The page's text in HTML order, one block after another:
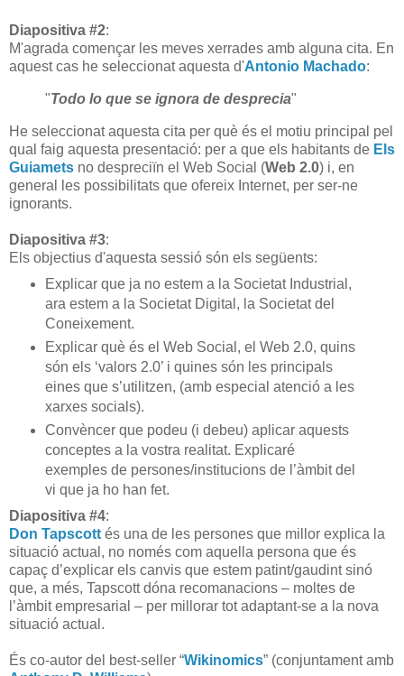
Diapositiva #2:
M'agrada començar les meves xerrades amb alguna cita. En
aquest cas he seleccionat aquesta d'Antonio Machado:
"Todo lo que se ignora de desprecia"
He seleccionat aquesta cita per què és el motiu principal pel
qual faig aquesta presentació: per a que els habitants de Els
Guiamets no despreciïn el Web Social (Web 2.0) i, en
general les possibilitats que ofereix Internet, per ser-ne
ignorants.
Diapositiva #3:
Els objectius d'aquesta sessió són els següents:
Explicar que ja no estem a la Societat Industrial,
ara estem a la Societat Digital, la Societat del
Coneixement.
Explicar què és el Web Social, el Web 2.0, quins
són els ‘valors 2.0’ i quines són les principals
eines que s’utilitzen, (amb especial atenció a les
xarxes socials).
Convèncer que podeu (i debeu) aplicar aquests
conceptes a la vostra realitat. Explicaré
exemples de persones/institucions de l’àmbit del
vi que ja ho han fet.
Diapositiva #4:
Don Tapscott és una de les persones que millor explica la
situació actual, no només com aquella persona que és
capaç d’explicar els canvis que estem patint/gaudint sinó
que, a més, Tapscott dóna recomanacions – moltes de
l’àmbit empresarial – per millorar tot adaptant-se a la nova
situació actual.
És co-autor del best-seller “Wikinomics” (conjuntament amb